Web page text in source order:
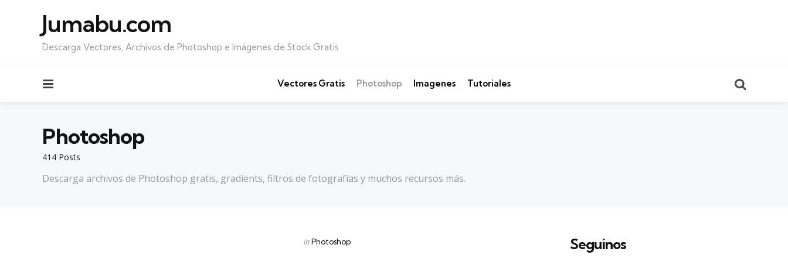
Jumabu.com
Descarga Vectores, Archivos de Photoshop e Imágenes de Stock Gratis
Vectores Gratis Photoshop Imagenes Tutoriales
414 Posts
Photoshop
Descarga archivos de Photoshop gratis, gradients, filtros de fotografías y muchos recursos más.
Categories
Posted
in Photoshop Seguinos